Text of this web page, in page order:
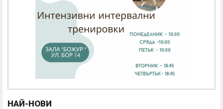
НАЙ-НОВИ